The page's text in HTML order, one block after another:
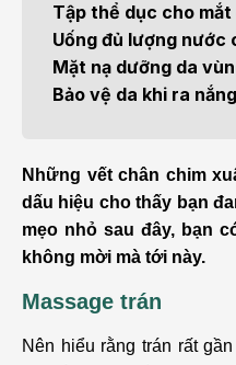
Tập thể dục cho
Uống đủ lượng nước
Mặt nạ dưỡng da
Bảo vệ da khi ra nắng
Những vết chân chim
dấu hiệu cho thấy bạn
mẹo nhỏ sau đây, bạn
không mời mà tới này.
Massage trán
Nên hiểu rằng trán rất